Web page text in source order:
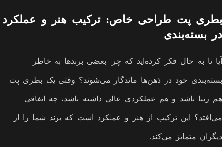
بطری پت طراحی خاص: ترکیب هنر و عملکرد
در بسته‌بندی
آیا تا به حال فکر کرده‌اید که چرا بعضی برندها به خاطر
بسته‌بندی خود در ذهن‌ها ماندگار می‌شوند؟ وقتی یک بطری پت
هم زیبا باشد و هم عملکردی عالی داشته باشد، چه اتفاقی
می‌افتد؟ این ترکیب از هنر و عملکرد است که برند شما را از
دیگران متمایز می‌کند.